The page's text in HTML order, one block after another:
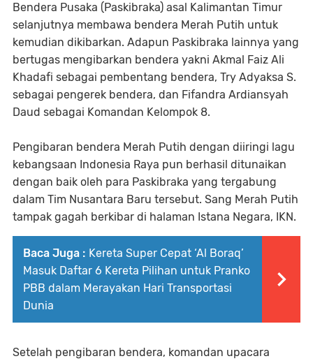
Bendera Pusaka (Paskibraka) asal Kalimantan Timur
selanjutnya membawa bendera Merah Putih untuk
kemudian dikibarkan. Adapun Paskibraka lainnya yang
bertugas mengibarkan bendera yakni Akmal Faiz Ali
Khadafi sebagai pembentang bendera, Try Adyaksa S.
sebagai pengerek bendera, dan Fifandra Ardiansyah
Daud sebagai Komandan Kelompok 8.
Pengibaran bendera Merah Putih dengan diiringi lagu
kebangsaan Indonesia Raya pun berhasil ditunaikan
dengan baik oleh para Paskibraka yang tergabung
dalam Tim Nusantara Baru tersebut. Sang Merah Putih
tampak gagah berkibar di halaman Istana Negara, IKN.
Baca Juga : Kereta Super Cepat ‘Al Boraq’
Masuk Daftar 6 Kereta Pilihan untuk Pranko
PBB dalam Merayakan Hari Transportasi
Dunia
Setelah pengibaran bendera, komandan upacara